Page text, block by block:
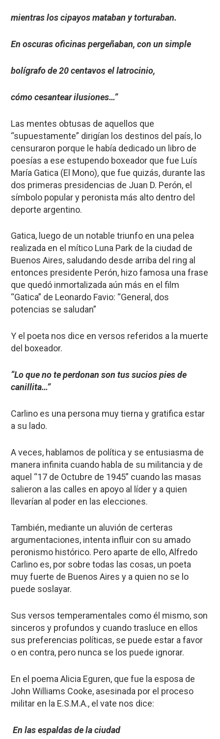
mientras los cipayos mataban y torturaban.
En oscuras oficinas pergeñaban, con un simple
bolígrafo de 20 centavos el latrocinio,
cómo cesantear ilusiones…”
Las mentes obtusas de aquellos que
“supuestamente” dirigían los destinos del país, lo
censuraron porque le había dedicado un libro de
poesías a ese estupendo boxeador que fue Luís
María Gatica (El Mono), que fue quizás, durante las
dos primeras presidencias de Juan D. Perón, el
símbolo popular y peronista más alto dentro del
deporte argentino.
Gatica, luego de un notable triunfo en una pelea
realizada en el mítico Luna Park de la ciudad de
Buenos Aires, saludando desde arriba del ring al
entonces presidente Perón, hizo famosa una frase
que quedó inmortalizada aún más en el film
“Gatica” de Leonardo Favio: “General, dos
potencias se saludan”
Y el poeta nos dice en versos referidos a la muerte
del boxeador.
“Lo que no te perdonanson tus sucios pies de
canillita…”
Carlino es una persona muy tierna y gratifica estar
a su lado.
A veces, hablamos de política y se entusiasma de
manera infinita cuando habla de su militancia y de
aquel “17 de Octubre de 1945” cuando las masas
salieron a las calles en apoyo al líder y a quien
llevarían al poder en las elecciones.
También, mediante un aluvión de certeras
argumentaciones, intenta influir con su amado
peronismo histórico. Pero aparte de ello, Alfredo
Carlino es, por sobre todas las cosas, un poeta
muy fuerte de Buenos Aires y a quien no se lo
puede soslayar.
Sus versos temperamentales como él mismo, son
sinceros y profundos y cuando trasluce en ellos
sus preferencias políticas, se puede estar a favor
o en contra, pero nunca se los puede ignorar.
En el poema Alicia Eguren, que fue la esposa de
John Williams Cooke, asesinada por el proceso
militar en la E.S.M.A., el vate nos dice:
En las espaldas de la ciudad